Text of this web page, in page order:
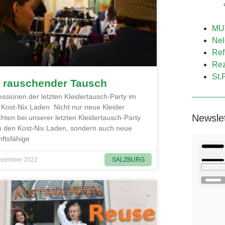
SALZBURG
rauschender Tausch
der letzten Kleidertausch-Party im
Nix Laden Nicht nur neue Kleider
bei unserer letzten Kleidertausch-Party
den Kost-Nix Laden, sondern auch neue
2022